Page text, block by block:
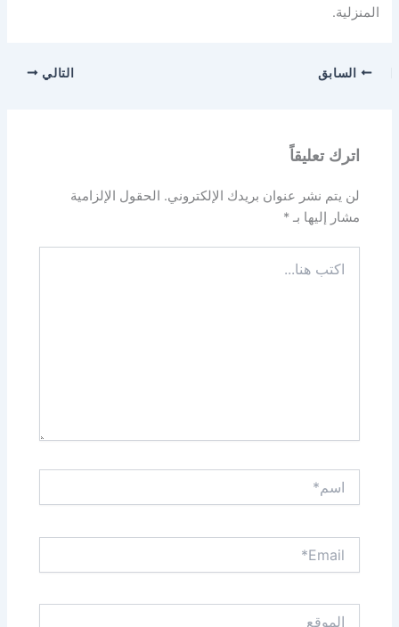
المنزلية.
السابق التالي
اترك تعليقاً
لن يتم نشر عنوان بريدك الإلكتروني. الحقول الإلزامية
مشار إليها بـ*
هنا...